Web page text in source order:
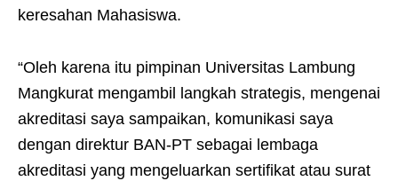
keresahan Mahasiswa.
“Oleh karena itu pimpinan Universitas Lambung
Mangkurat mengambil langkah strategis, mengenai
akreditasi saya sampaikan, komunikasi saya
dengan direktur BAN-PT sebagai lembaga
akreditasi yang mengeluarkan sertifikat atau surat